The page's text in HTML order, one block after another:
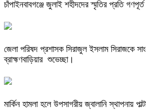
চাঁপাইনবাবগঞ্জে জুলাই শহীদদের স্মৃতির প্রতি
জেলা পরিষদ প্রশাসক সিরাজুল ইসলাম সিরাজকে
ব্রাহ্মণবাড়িয়ার শুভেচ্ছা।
মার্কিন হামলা হলে উপসাগরীয় জ্বালানি স্থাপনায়